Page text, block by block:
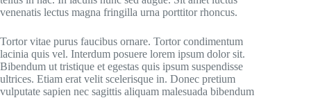
venenatis lectus magna fringilla urna porttitor rhoncus.
Tortor vitae purus faucibus ornare. Tortor condimentum
lacinia quis vel. Interdum posuere lorem ipsum dolor sit.
Bibendum ut tristique et egestas quis ipsum suspendisse
ultrices. Etiam erat velit scelerisque in. Donec pretium
vulputate sapien nec sagittis aliquam malesuada bibendum